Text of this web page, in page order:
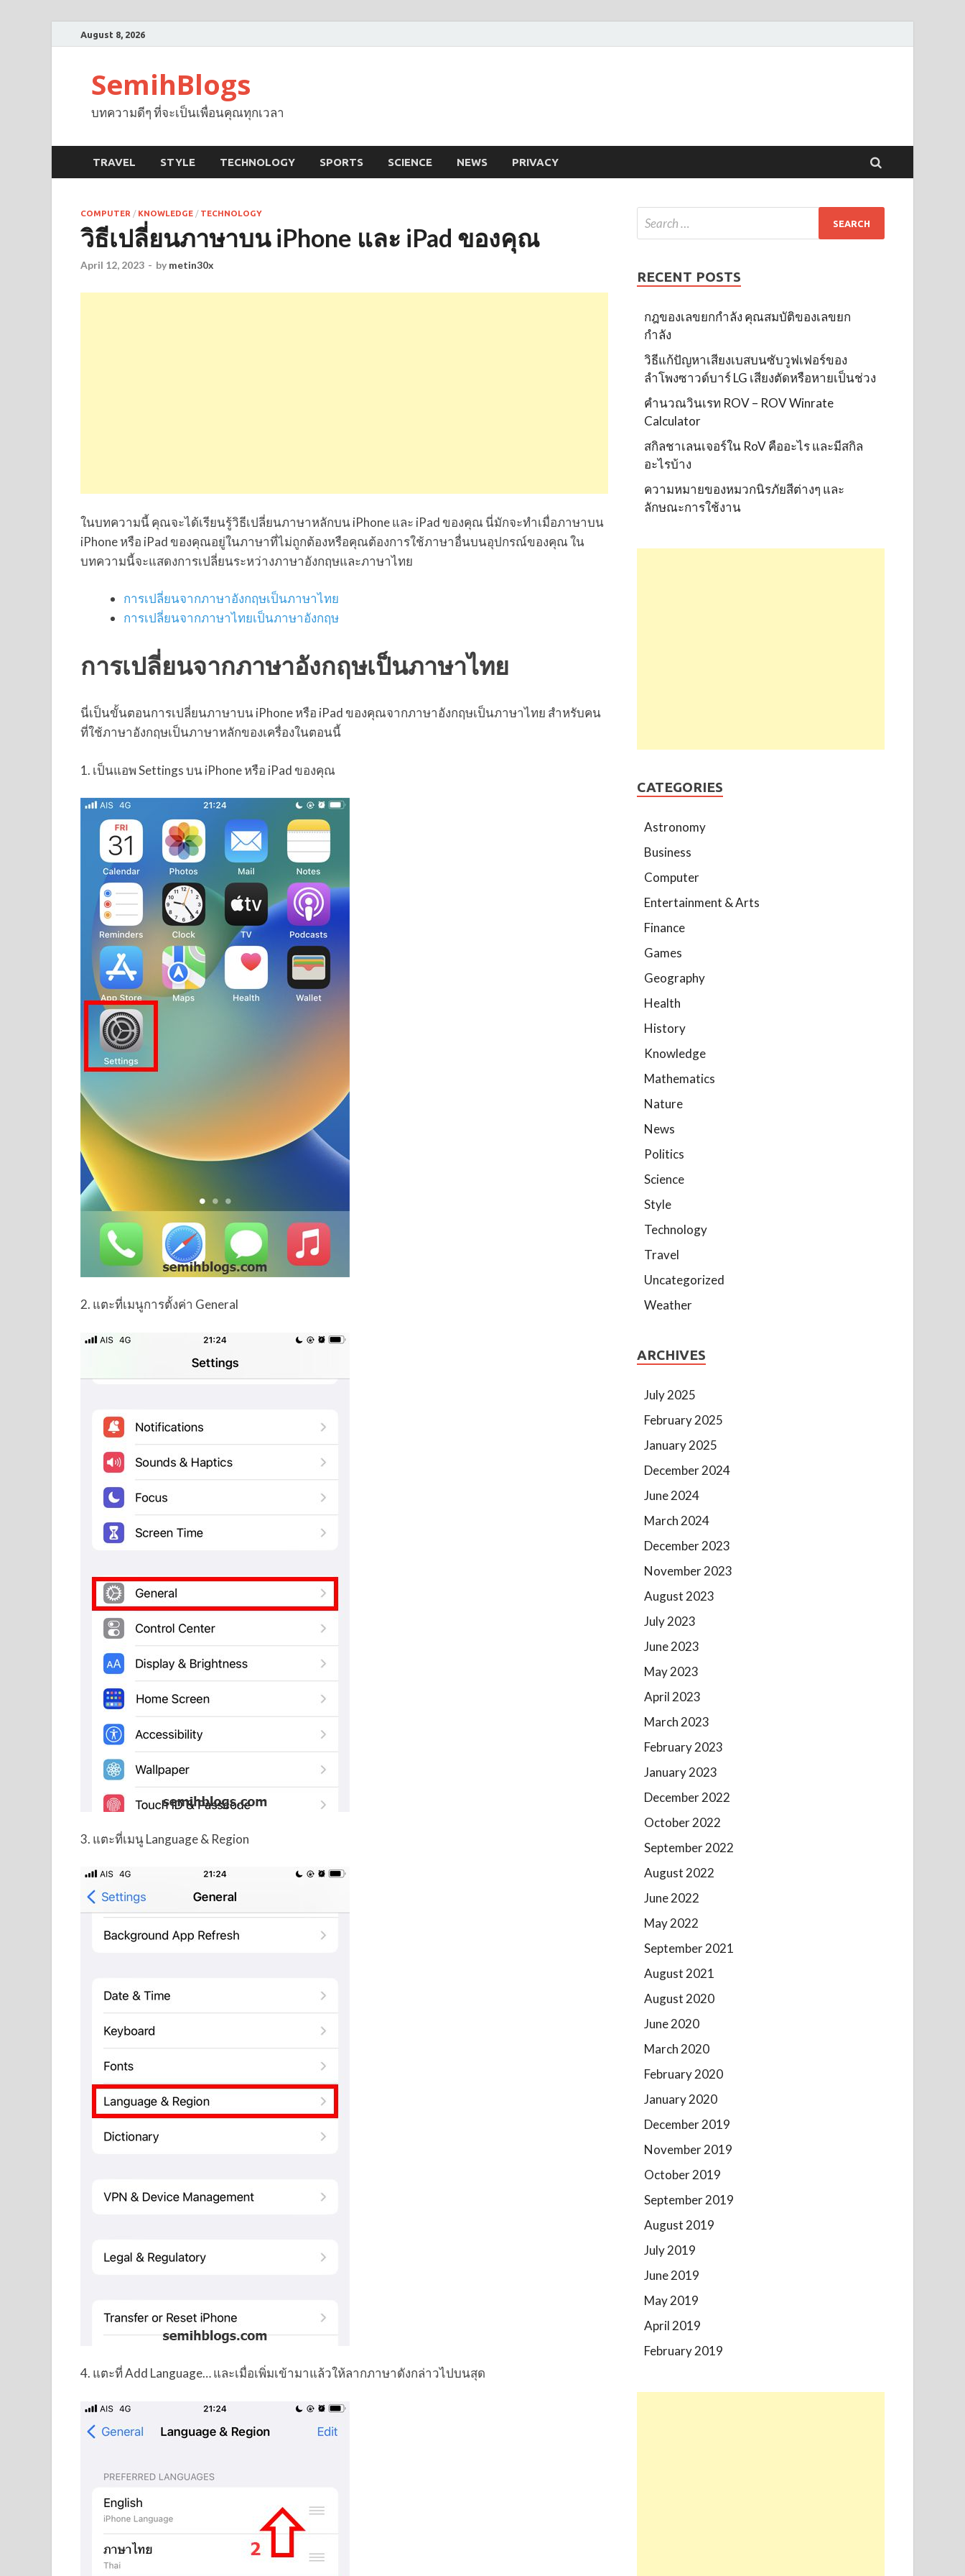
August 8, 2026
SemihBlogs
บทความดีๆ ที่จะเป็นเพื่อนคุณทุกเวลา
TRAVEL STYLE TECHNOLOGY SPORTS SCIENCE NEWS PRIVACY
COMPUTER / KNOWLEDGE / TECHNOLOGY
วิธีเปลี่ยนภาษาบน iPhone และ iPad ของคุณ
April 12, 2023 - by metin30x
ในบทความนี้ คุณจะได้เรียนรู้วิธีเปลี่ยนภาษาหลักบน iPhone และ iPad ของคุณ นี่มักจะทำเมื่อภาษาบน
iPhone หรือ iPad ของคุณอยู่ในภาษาที่ไม่ถูกต้องหรือคุณต้องการใช้ภาษาอื่นบนอุปกรณ์ของคุณ ใน
บทความนี้จะแสดงการเปลี่ยนระหว่างภาษาอังกฤษและภาษาไทย
การเปลี่ยนจากภาษาอังกฤษเป็นภาษาไทย
การเปลี่ยนจากภาษาไทยเป็นภาษาอังกฤษ
การเปลี่ยนจากภาษาอังกฤษเป็นภาษาไทย
นี่เป็นขั้นตอนการเปลี่ยนภาษาบน iPhone หรือ iPad ของคุณจากภาษาอังกฤษเป็นภาษาไทย สำหรับคน
ที่ใช้ภาษาอังกฤษเป็นภาษาหลักของเครื่องในตอนนี้
1. เป็นแอพ Settings บน iPhone หรือ iPad ของคุณ
2. แตะที่เมนูการตั้งค่า General
3. แตะที่เมนู Language & Region
4. แตะที่ Add Language… และเมื่อเพิ่มเข้ามาแล้วให้ลากภาษาดังกล่าวไปบนสุด
RECENT POSTS
กฎของเลขยกกำลัง คุณสมบัติของเลขยก
กำลัง
วิธีแก้ปัญหาเสียงเบสบนซับวูฟเฟอร์ของ
ลำโพงซาวด์บาร์ LG เสียงตัดหรือหายเป็นช่วง
คำนวณวินเรท ROV – ROV Winrate
Calculator
สกิลชาเลนเจอร์ใน RoV คืออะไร และมีสกิล
อะไรบ้าง
ความหมายของหมวกนิรภัยสีต่างๆ และ
ลักษณะการใช้งาน
CATEGORIES
Astronomy
Business
Computer
Entertainment & Arts
Finance
Games
Geography
Health
History
Knowledge
Mathematics
Nature
News
Politics
Science
Style
Technology
Travel
Uncategorized
Weather
ARCHIVES
July 2025
February 2025
January 2025
December 2024
June 2024
March 2024
December 2023
November 2023
August 2023
July 2023
June 2023
May 2023
April 2023
March 2023
February 2023
January 2023
December 2022
October 2022
September 2022
August 2022
June 2022
May 2022
September 2021
August 2021
August 2020
June 2020
March 2020
February 2020
January 2020
December 2019
November 2019
October 2019
September 2019
August 2019
July 2019
June 2019
May 2019
April 2019
February 2019